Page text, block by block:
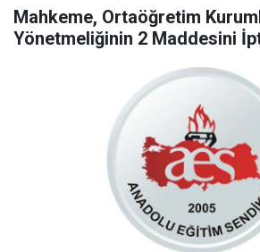
Mahkeme, Ortaöğretim
Yönetmeliğinin 2 Maddesini